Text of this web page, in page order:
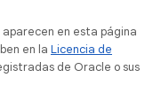
en esta página
en la Licencia de
de Oracle o sus